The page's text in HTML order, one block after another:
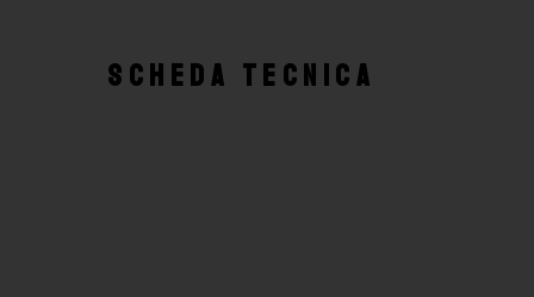
SCHEDA TECNICA